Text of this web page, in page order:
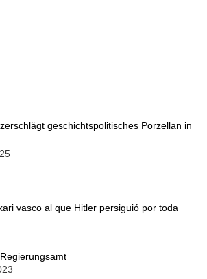
geschichtspolitisches Porzellan in
vasco al que Hitler persiguió por toda